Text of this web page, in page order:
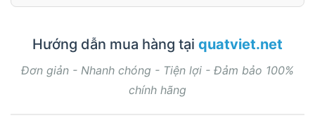
Hướng dẫn mua hàng tại quatviet.net
Đơn giản - Nhanh chóng - Tiện lợi - Đảm bảo 100%
chính hãng